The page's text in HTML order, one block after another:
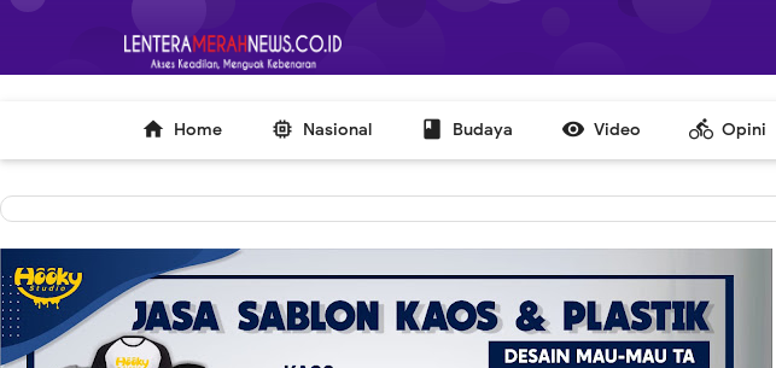
-->
 Home  Nasional  Budaya  Video directions_bike Opini